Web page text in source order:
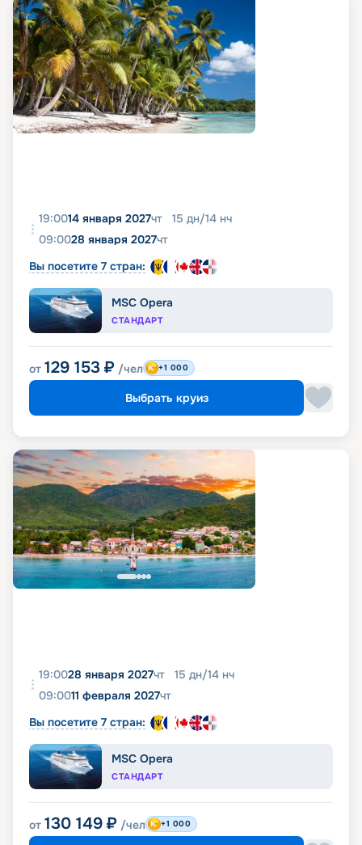
19:0014 января 2027чт 15 дн/14 нч
09:0028 января 2027чт
Вы посетите 7 стран:
MSC Opera
СТАНДАРТ
от 129 153 ₽ /чел +1 000
Выбрать круиз
19:0028 января 2027чт 15 дн/14 нч
09:0011 февраля 2027чт
Вы посетите 7 стран:
MSC Opera
СТАНДАРТ
от 130 149 ₽ /чел +1 000